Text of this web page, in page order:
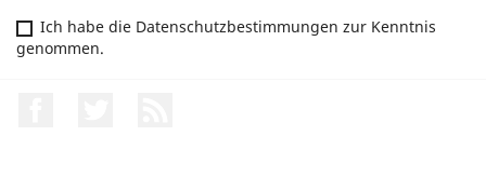
Ich habe die Datenschutzbestimmungen zur Kenntnis
genommen.